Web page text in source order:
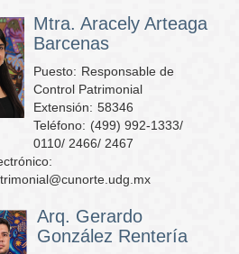
Mtra. Aracely Arteaga
Barcenas
Puesto: Responsable de
Control Patrimonial
Extensión: 58346
Teléfono: (499) 992-1333/
0110/ 2466/ 2467
Arq. Gerardo
González Rentería